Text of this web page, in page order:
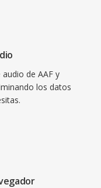
de AAF y
los datos